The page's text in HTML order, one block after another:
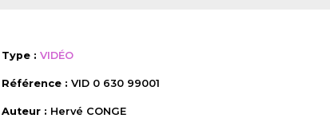
Type : VIDÉO
Référence : VID 0 630 99001
Auteur : Hervé CONGE